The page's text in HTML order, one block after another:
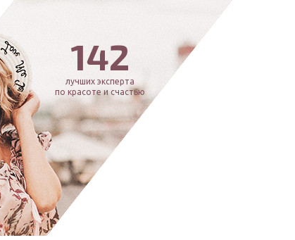
142
лучших эксперта
по красоте и счастью